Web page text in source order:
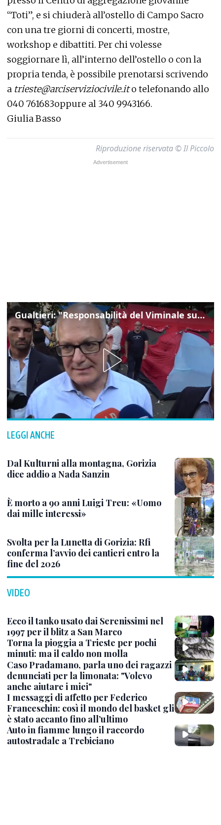
“Toti”, e si chiuderà all’ostello di Campo Sacro
con una tre giorni di concerti, mostre,
workshop e dibattiti. Per chi volesse
soggiornare lì, all’interno dell’ostello o con la
propria tenda, è possibile prenotarsi scrivendo
a trieste@arciserviziocivile.ito telefonando allo
040 761683oppure al 340 9943166.
Giulia Basso
Riproduzione riservata © Il Piccolo
Gualtieri: "Responsabilità del Viminale su Spin Time? La posizione dei partiti è nota"
LEGGI ANCHE
Dal Kulturni alla montagna, Gorizia
dice addio a Nada Sanzin
È morto a 90 anni Luigi Treu: «Uomo
dai mille interessi»
Svolta per la Lunetta di Gorizia: Rfi
conferma l’avvio dei cantieri entro la
fine del 2026
VIDEO
Ecco il tanko usato dai Serenissimi nel
1997 per il blitz a San Marco
Torna la pioggia a Trieste per pochi
minuti: ma il caldo non molla
Caso Pradamano, parla uno dei ragazzi
denunciati per la limonata: "Volevo
anche aiutare i miei"
I messaggi di affetto per Federico
Franceschin: così il mondo del basket gli
è stato accanto fino all’ultimo
Auto in fiamme lungo il raccordo
autostradale a Trebiciano